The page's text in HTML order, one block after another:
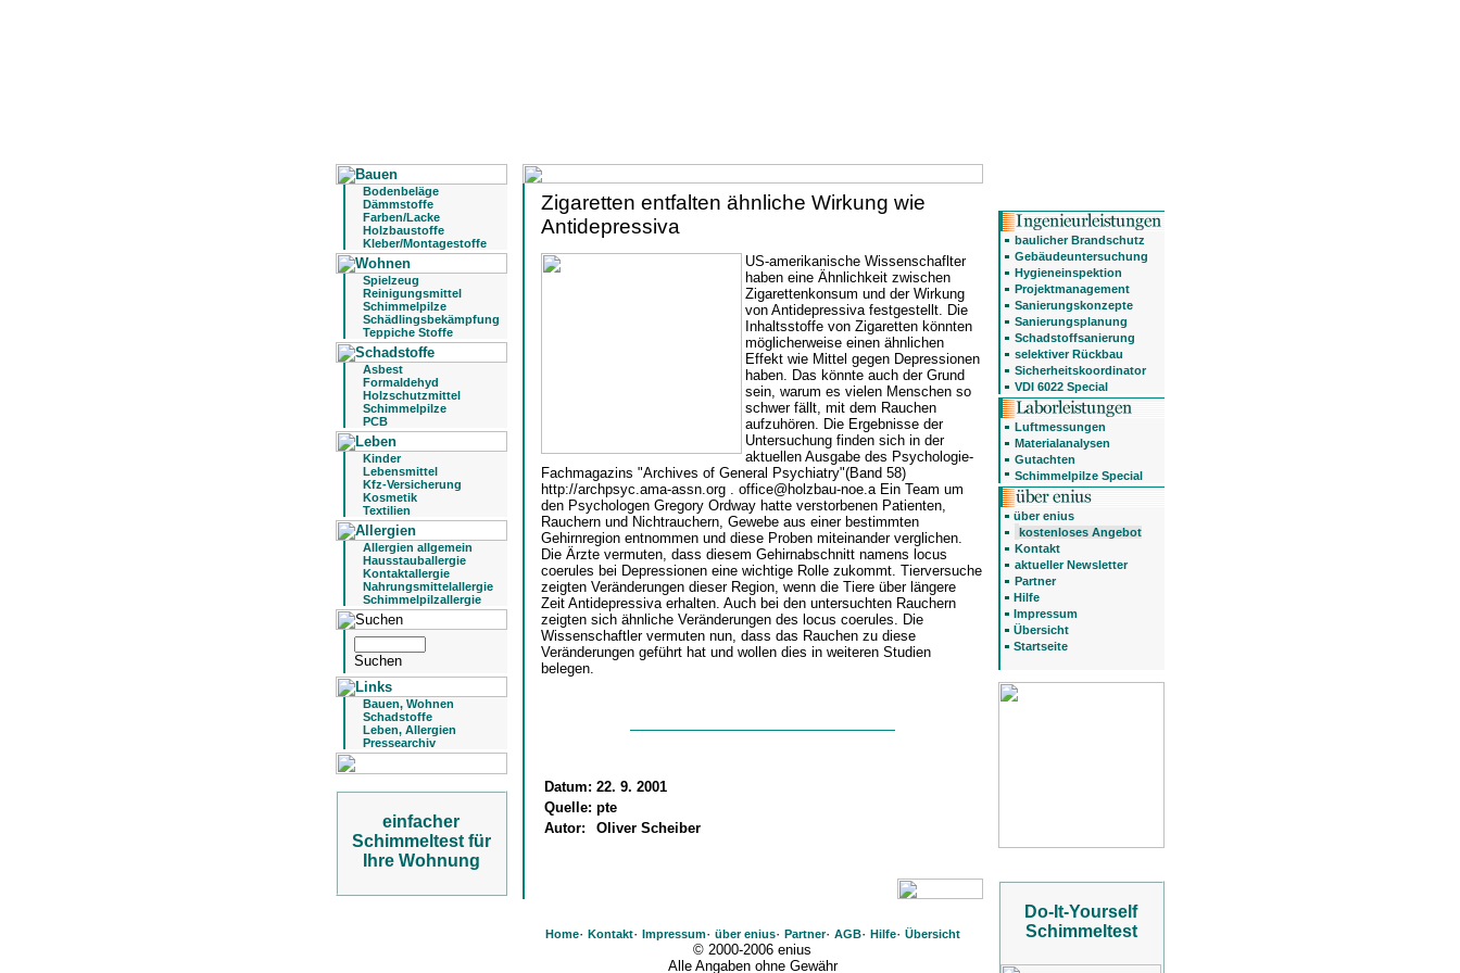
Bodenbeläge
Dämmstoffe
Farben/Lacke
Holzbaustoffe
Kleber/Montagestoffe
Spielzeug
Reinigungsmittel
Schimmelpilze
Schädlingsbekämpfung
Teppiche Stoffe
Asbest
Formaldehyd
Holzschutzmittel
Schimmelpilze
PCB
Kinder
Lebensmittel
Kfz-Versicherung
Kosmetik
Textilien
Allergien allgemein
Hausstauballergie
Kontaktallergie
Nahrungsmittelallergie
Schimmelpilzallergie
Bauen, Wohnen
Schadstoffe
Leben, Allergien
Pressearchiv
einfacher
Schimmeltest für
Ihre Wohnung
Zigaretten entfalten ähnliche Wirkung wie
Antidepressiva
US-amerikanische Wissenschaflter
haben eine Ähnlichkeit zwischen
Zigarettenkonsum und der Wirkung
von Antidepressiva festgestellt. Die
Inhaltsstoffe von Zigaretten könnten
möglicherweise einen ähnlichen
Effekt wie Mittel gegen Depressionen
haben. Das könnte auch der Grund
sein, warum es vielen Menschen so
schwer fällt, mit dem Rauchen
aufzuhören. Die Ergebnisse der
Untersuchung finden sich in der
aktuellen Ausgabe des Psychologie-
Fachmagazins "Archives of General Psychiatry"(Band 58)
http://archpsyc.ama-assn.org . office@holzbau-noe.a Ein Team um
den Psychologen Gregory Ordway hatte verstorbenen Patienten,
Rauchern und Nichtrauchern, Gewebe aus einer bestimmten
Gehirnregion entnommen und diese Proben miteinander verglichen.
Die Ärzte vermuten, dass diesem Gehirnabschnitt namens locus
coerules bei Depressionen eine wichtige Rolle zukommt. Tierversuche
zeigten Veränderungen dieser Region, wenn die Tiere über längere
Zeit Antidepressiva erhalten. Auch bei den untersuchten Rauchern
zeigten sich ähnliche Veränderungen des locus coerules. Die
Wissenschaftler vermuten nun, dass das Rauchen zu diese
Veränderungen geführt hat und wollen dies in weiteren Studien
belegen.
Datum: 22. 9. 2001
Quelle: pte
Autor:
Oliver Scheiber
Home· Kontakt· Impressum· über enius· Partner· AGB· Hilfe· Übersicht
© 2000-2006 enius
Alle Angaben ohne Gewähr
baulicher Brandschutz
Gebäudeuntersuchung
Hygieneinspektion
Projektmanagement
Sanierungskonzepte
Sanierungsplanung
Schadstoffsanierung
selektiver Rückbau
Sicherheitskoordinator
VDI 6022 Special
Luftmessungen
Materialanalysen
Gutachten
Schimmelpilze Special
über enius
kostenloses Angebot
Kontakt
aktueller Newsletter
Partner
Hilfe
Impressum
Übersicht
Startseite
Do-It-Yourself
Schimmeltest